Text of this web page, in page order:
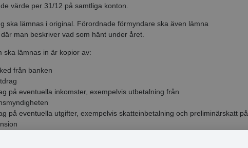
värde per 31/12 på samtliga konton.
ska lämnas i original. Förordnade förmyndare ska även lämna
man beskriver vad som hänt under året.
ska lämnas in är kopior av:
från banken
på eventuella inkomster, exempelvis utbetalning från
på eventuella utgifter, exempelvis skatteinbetalning och preliminärskatt på